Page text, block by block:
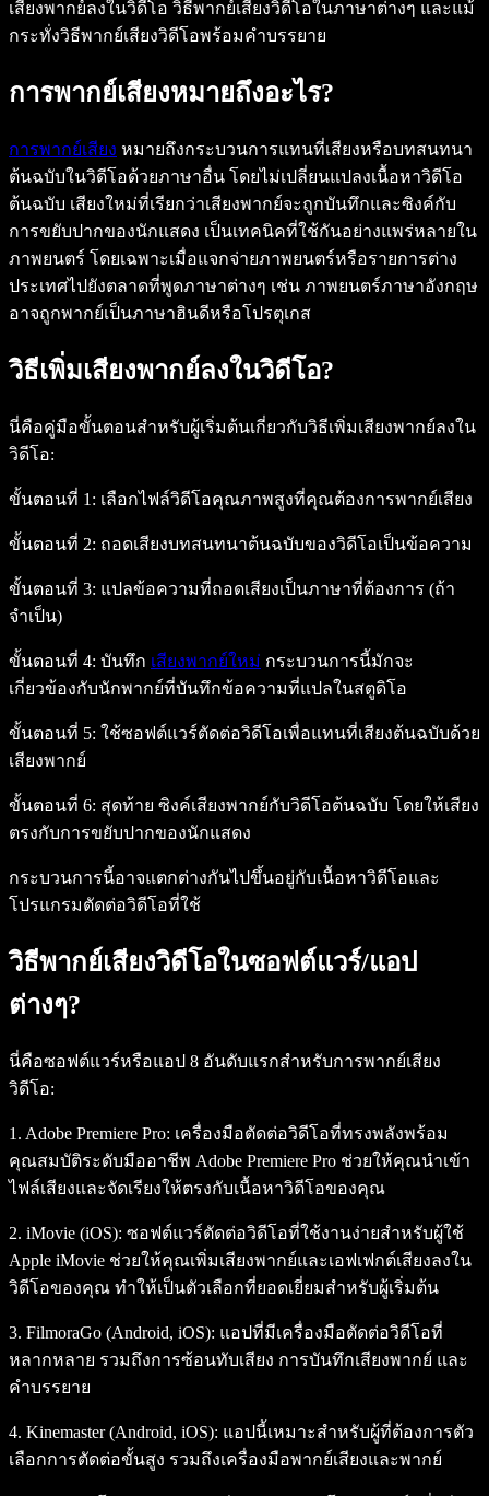
เสียงพากย์ลงในวิดีโอ วิธีพากย์เสียงวิดีโอในภาษาต่างๆ และแม้
กระทั่งวิธีพากย์เสียงวิดีโอพร้อมคำบรรยาย
การพากย์เสียงหมายถึงอะไร?
การพากย์เสียง หมายถึงกระบวนการแทนที่เสียงหรือบทสนทนา
ต้นฉบับในวิดีโอด้วยภาษาอื่น โดยไม่เปลี่ยนแปลงเนื้อหาวิดีโอ
ต้นฉบับ เสียงใหม่ที่เรียกว่าเสียงพากย์จะถูกบันทึกและซิงค์กับ
การขยับปากของนักแสดง เป็นเทคนิคที่ใช้กันอย่างแพร่หลายใน
ภาพยนตร์ โดยเฉพาะเมื่อแจกจ่ายภาพยนตร์หรือรายการต่าง
ประเทศไปยังตลาดที่พูดภาษาต่างๆ เช่น ภาพยนตร์ภาษาอังกฤษ
อาจถูกพากย์เป็นภาษาฮินดีหรือโปรตุเกส
วิธีเพิ่มเสียงพากย์ลงในวิดีโอ?
นี่คือคู่มือขั้นตอนสำหรับผู้เริ่มต้นเกี่ยวกับวิธีเพิ่มเสียงพากย์ลงใน
วิดีโอ:
ขั้นตอนที่ 1: เลือกไฟล์วิดีโอคุณภาพสูงที่คุณต้องการพากย์เสียง
ขั้นตอนที่ 2: ถอดเสียงบทสนทนาต้นฉบับของวิดีโอเป็นข้อความ
ขั้นตอนที่ 3: แปลข้อความที่ถอดเสียงเป็นภาษาที่ต้องการ (ถ้า
จำเป็น)
ขั้นตอนที่ 4: บันทึก เสียงพากย์ใหม่ กระบวนการนี้มักจะ
เกี่ยวข้องกับนักพากย์ที่บันทึกข้อความที่แปลในสตูดิโอ
ขั้นตอนที่ 5: ใช้ซอฟต์แวร์ตัดต่อวิดีโอเพื่อแทนที่เสียงต้นฉบับด้วย
เสียงพากย์
ขั้นตอนที่ 6: สุดท้าย ซิงค์เสียงพากย์กับวิดีโอต้นฉบับ โดยให้เสียง
ตรงกับการขยับปากของนักแสดง
กระบวนการนี้อาจแตกต่างกันไปขึ้นอยู่กับเนื้อหาวิดีโอและ
โปรแกรมตัดต่อวิดีโอที่ใช้
วิธีพากย์เสียงวิดีโอในซอฟต์แวร์/แอป
ต่างๆ?
นี่คือซอฟต์แวร์หรือแอป 8 อันดับแรกสำหรับการพากย์เสียง
วิดีโอ:
1. Adobe Premiere Pro: เครื่องมือตัดต่อวิดีโอที่ทรงพลังพร้อม
คุณสมบัติระดับมืออาชีพ Adobe Premiere Pro ช่วยให้คุณนำเข้า
ไฟล์เสียงและจัดเรียงให้ตรงกับเนื้อหาวิดีโอของคุณ
2. iMovie (iOS): ซอฟต์แวร์ตัดต่อวิดีโอที่ใช้งานง่ายสำหรับผู้ใช้
Apple iMovie ช่วยให้คุณเพิ่มเสียงพากย์และเอฟเฟกต์เสียงลงใน
วิดีโอของคุณ ทำให้เป็นตัวเลือกที่ยอดเยี่ยมสำหรับผู้เริ่มต้น
3. FilmoraGo (Android, iOS): แอปที่มีเครื่องมือตัดต่อวิดีโอที่
หลากหลาย รวมถึงการซ้อนทับเสียง การบันทึกเสียงพากย์ และ
คำบรรยาย
4. Kinemaster (Android, iOS): แอปนี้เหมาะสำหรับผู้ที่ต้องการตัว
เลือกการตัดต่อขั้นสูง รวมถึงเครื่องมือพากย์เสียงและพากย์